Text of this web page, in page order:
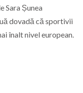
Sara Șunea
dovadă că sportivii
înalt nivel european.